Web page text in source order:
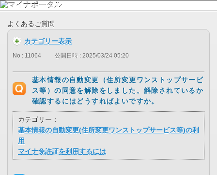
よくあるご質問
カテゴリー表示
No : 11064 公開日時 : 2025/03/24 05:20
基本情報の自動変更（住所変更ワンストップサービ
ス等）の同意を解除をしました。解除されているか
確認するにはどうすればよいですか。
カテゴリー：
基本情報の自動変更(住所変更ワンストップサービス等)の利
用
マイナ免許証を利用するには